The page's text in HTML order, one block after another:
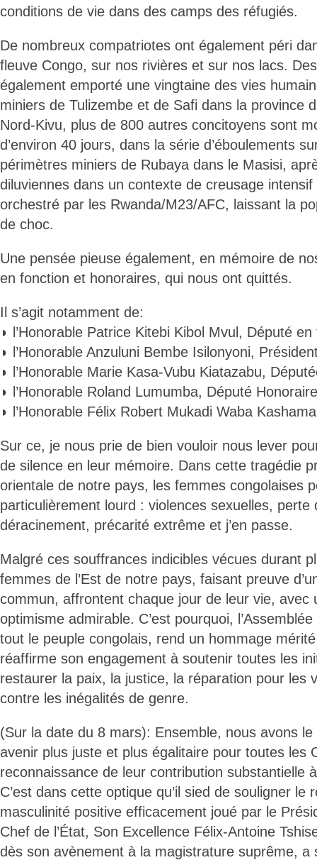
conditions de vie dans des camps des réfugiés.
De nombreux compatriotes ont également péri
fleuve Congo, sur nos rivières et sur nos lacs.
également emporté une vingtaine des vies
miniers de Tulizembe et de Safi dans la province
Nord-Kivu, plus de 800 autres concitoyens sont
d’environ 40 jours, dans la série d’éboulements
périmètres miniers de Rubaya dans le Masisi,
diluviennes dans un contexte de creusage
orchestré par les Rwanda/M23/AFC, laissant la
de choc.
Une pensée pieuse également, en mémoire de
en fonction et honoraires, qui nous ont quittés.
Il s’agit notamment de:
◗ l’Honorable Patrice Kitebi Kibol Mvul, Député
◗ l’Honorable Anzuluni Bembe Isilonyoni,
◗ l’Honorable Marie Kasa-Vubu Kiatazabu,
◗ l’Honorable Roland Lumumba, Député
◗ l’Honorable Félix Robert Mukadi Waba
Sur ce, je nous prie de bien vouloir nous lever
de silence en leur mémoire. Dans cette tragédie
orientale de notre pays, les femmes congolaises
particulièrement lourd : violences sexuelles, perte
déracinement, précarité extrême et j’en passe.
Malgré ces souffrances indicibles vécues durant
femmes de l’Est de notre pays, faisant preuve
commun, affrontent chaque jour de leur vie, avec
optimisme admirable. C’est pourquoi,
tout le peuple congolais, rend un hommage
réaffirme son engagement à soutenir toutes les
restaurer la paix, la justice, la réparation pour les
contre les inégalités de genre.
(Sur la date du 8 mars): Ensemble, nous avons
avenir plus juste et plus égalitaire pour toutes les
reconnaissance de leur contribution substantielle
C’est dans cette optique qu’il sied de souligner le
masculinité positive efficacement joué par le
Chef de l’État, Son Excellence Félix-Antoine
dès son avènement à la magistrature suprême, a